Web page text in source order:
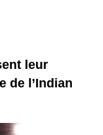
leur
de l’Indian